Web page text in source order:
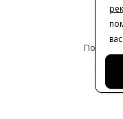
©
вас.